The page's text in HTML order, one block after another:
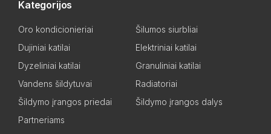
Kategorijos
Oro kondicionieriai
Šilumos siurbliai
Dujiniai katilai
Elektriniai katilai
Dyzeliniai katilai
Granuliniai katilai
Vandens šildytuvai
Radiatoriai
Šildymo įrangos priedai
Šildymo įrangos dalys
Partneriams